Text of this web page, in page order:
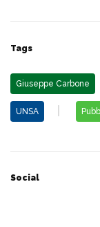
Tags
Giuseppe Carbone
UNSA
Social